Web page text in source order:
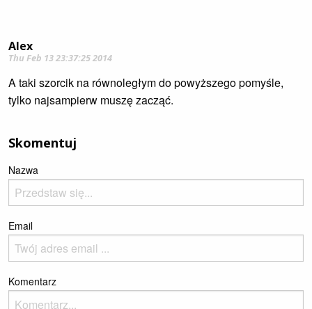
Alex
Thu Feb 13 23:37:25 2014
A taki szorcik na równoległym do powyższego pomyśle,
tylko najsampierw muszę zacząć.
Skomentuj
Nazwa
Email
Komentarz